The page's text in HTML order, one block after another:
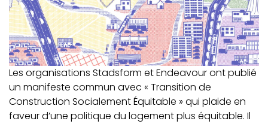
Les organisations Stadsform et Endeavour ont publié
un manifeste commun avec « Transition de
Construction Socialement Équitable » qui plaide en
faveur d’une politique du logement plus équitable. Il